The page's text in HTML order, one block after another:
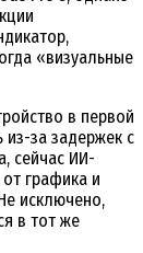
«визуальные
в первой
из-за задержек с
сейчас ИИ-
графика и
исключено,
в тот же